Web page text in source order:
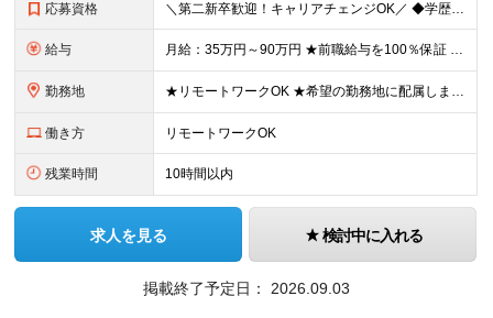
応募資格 ＼第二新卒歓迎！キャリアチェンジOK／ ◆学歴不問 ◆何らかの開発経験がある方（年数・フェーズ不問） ★人柄重視の採用 ＼こんな方にピッタリです！／ ◇スタートアップ企業で新しいキャリアを歩みたい方
給与 月給：35万円～90万円 ★前職給与を100％保証 ★経験・能力を考慮の上、決定 ★案件内容の開示・明確な評価制度 ★案件単価が上がったら即昇給反映！ ※上記には固定残業代（6万6500円～21万
勤務地 ★リモートワークOK ★希望の勤務地に配属します ★転居を伴う転勤はありません お客様先での勤務となります。 【本社】東京都新宿区西新宿1-20-3 【大阪】大阪府大阪市中央区安土町2-3-13
働き方 リモートワークOK
残業時間 10時間以内
求人を見る 検討中に入れる
掲載終了予定日： 2026.09.03